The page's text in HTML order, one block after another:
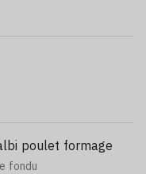
poulet formage
fondu